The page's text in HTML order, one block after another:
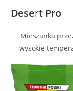
Desert Pro
Mieszanka
wysokie